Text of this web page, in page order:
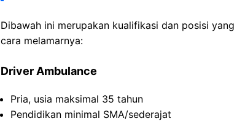
Dibawah ini merupakan kualifikasi dan posisi
cara melamarnya:
Driver Ambulance
Pria, usia maksimal 35 tahun
Pendidikan minimal SMA/sederajat